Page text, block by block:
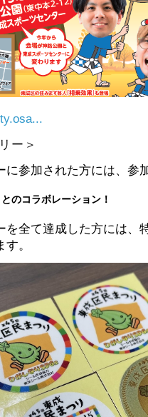
ー＞
に参加された方には、参
のコラボレーション！
を全て達成した方には、
。